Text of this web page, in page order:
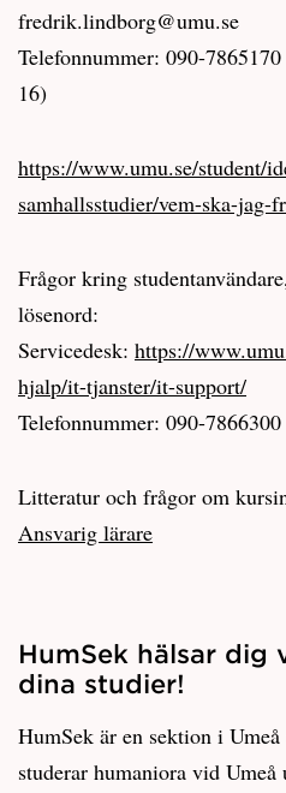
fredrik.lindborg@umu.se
Telefonnummer: 090-
16)
https://www.umu.se/student/
samhallsstudier/vem-ska-jag-
Frågor kring
lösenord:
Servicedesk: https://
hjalp/it-tjanster/it-support/
Telefonnummer: 090-7866300
Litteratur och frågor om
Ansvarig lärare
HumSek hälsar dig
dina studier!
HumSek är en sektion i
studerar humaniora vid